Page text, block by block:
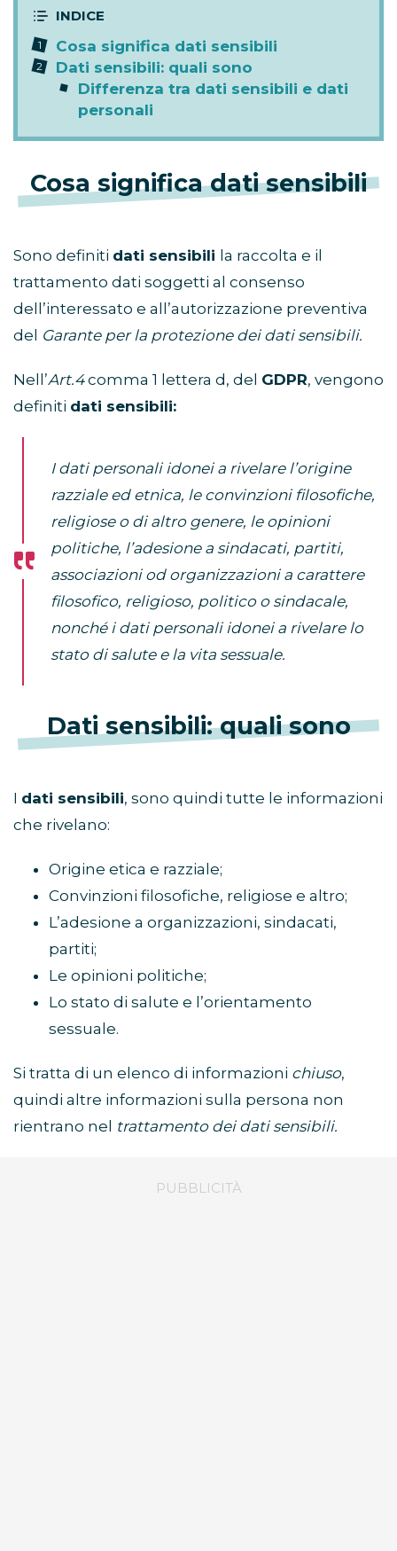
Cosa significa dati sensibili
Dati sensibili: quali sono
Differenza tra dati sensibili e dati
personali
Cosa significa dati sensibili
Sono definiti dati sensibili la raccolta e il
trattamento dati soggetti al consenso
dell’interessato e all’autorizzazione preventiva
del Garante per la protezione dei dati sensibili.
Nell’Art.4comma 1 lettera d, del GDPR, vengono
definiti dati sensibili:
I dati personali idonei a rivelare l’origine
razziale ed etnica, le convinzioni filosofiche,
religiose o di altro genere, le opinioni
politiche, l’adesione a sindacati, partiti,
associazioni od organizzazioni a carattere
filosofico, religioso, politico o sindacale,
nonché i dati personali idonei a rivelare lo
stato di salute e la vita sessuale.
Dati sensibili: quali sono
I dati sensibili, sono quindi tutte le informazioni
che rivelano:
Origine etica e razziale;
Convinzioni filosofiche, religiose e altro;
L’adesione a organizzazioni, sindacati,
partiti;
Le opinioni politiche;
Lo stato di salute e l’orientamento
sessuale.
Si tratta di un elenco di informazioni chiuso,
quindi altre informazioni sulla persona non
rientrano nel trattamento dei dati sensibili.